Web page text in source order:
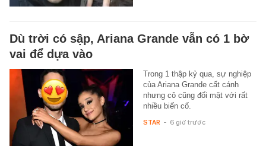
Dù trời có sập, Ariana Grande vẫn có 1 bờ
vai để dựa vào
Trong 1 thập kỷ qua, sự nghiệp
của Ariana Grande cất cánh
nhưng cô cũng đối mặt với rất
nhiều biến cố.
STAR - 6 giờ trước